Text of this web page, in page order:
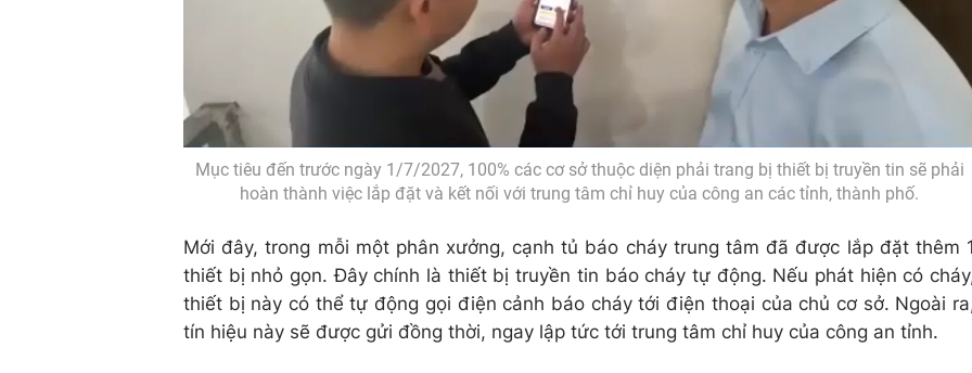
Mục tiêu đến trước ngày 1/7/2027, 100% các cơ sở thuộc diện phải trang bị thiết bị truyền tin sẽ phải
hoàn thành việc lắp đặt và kết nối với trung tâm chỉ huy của công an các tỉnh, thành phố.
Mới đây, trong mỗi một phân xưởng, cạnh tủ báo cháy trung tâm đã được lắp đặt thêm
thiết bị nhỏ gọn. Đây chính là thiết bị truyền tin báo cháy tự động. Nếu phát hiện có
thiết bị này có thể tự động gọi điện cảnh báo cháy tới điện thoại của chủ cơ sở. Ngoài
tín hiệu này sẽ được gửi đồng thời, ngay lập tức tới trung tâm chỉ huy của công an tỉnh.